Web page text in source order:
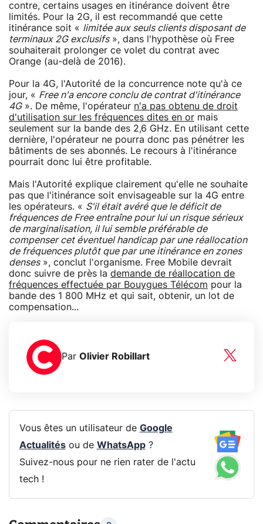
contre, certains usages en itinérance doivent être
limités. Pour la 2G, il est recommandé que cette
itinérance soit « limitée aux seuls clients disposant de
terminaux 2G exclusifs», dans l'hypothèse où Free
souhaiterait prolonger ce volet du contrat avec
Orange (au-delà de 2016).
Pour la 4G, l'Autorité de la concurrence note qu'à ce
jour, « Free n'a encore conclu de contrat d'itinérance
4G». De même, l'opérateur n'a pas obtenu de droit
d'utilisation sur les fréquences dites en or mais
seulement sur la bande des 2,6 GHz. En utilisant cette
dernière, l'opérateur ne pourra donc pas pénétrer les
bâtiments de ses abonnés. Le recours à l'itinérance
pourrait donc lui être profitable.
Mais l'Autorité explique clairement qu'elle ne souhaite
pas que l'itinérance soit envisageable sur la 4G entre
les opérateurs. « S'il était avéré que le déficit de
fréquences de Free entraîne pour lui un risque sérieux
de marginalisation, il lui semble préférable de
compenser cet éventuel handicap par une réallocation
de fréquences plutôt que par une itinérance en zones
denses», conclut l'organisme. Free Mobile devrait
donc suivre de près la demande de réallocation de
fréquences effectuée par Bouygues Télécom pour la
bande des 1 800 MHz et qui sait, obtenir, un lot de
compensation...
Par Olivier Robillart
Vous êtes un utilisateur de Google
Actualitésou de WhatsApp?
Suivez-nous pour ne rien rater de l'actu
tech !